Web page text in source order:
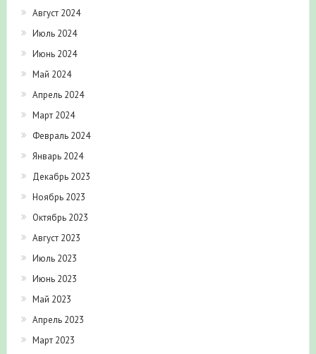
Август 2024
Июль 2024
Июнь 2024
Май 2024
Апрель 2024
Март 2024
Февраль 2024
Январь 2024
Декабрь 2023
Ноябрь 2023
Октябрь 2023
Август 2023
Июль 2023
Июнь 2023
Май 2023
Апрель 2023
Март 2023